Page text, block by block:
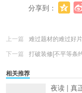
分享到：
上一篇
难过题材的难过好
下一篇
打破装修[不平等条
相关推荐
夜读 | 真